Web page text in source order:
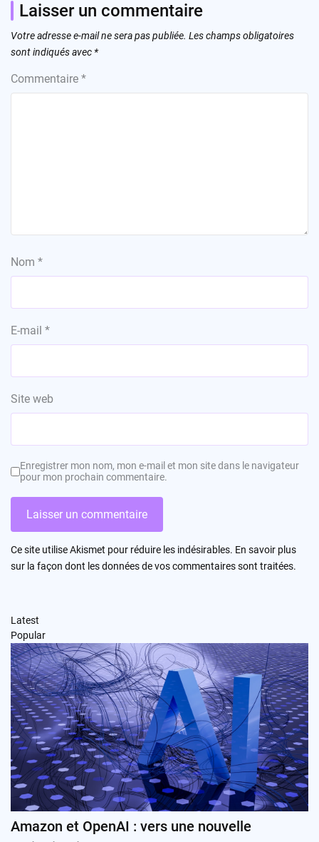
Laisser un commentaire
Votre adresse e-mail ne sera pas publiée. Les champs obligatoires
sont indiqués avec *
Commentaire *
Nom *
E-mail *
Site web
Enregistrer mon nom, mon e-mail et mon site dans le navigateur
pour mon prochain commentaire.
Ce site utilise Akismet pour réduire les indésirables. En savoir plus
sur la façon dont les données de vos commentaires sont traitées.
Latest
Popular
Amazon et OpenAI : vers une nouvelle